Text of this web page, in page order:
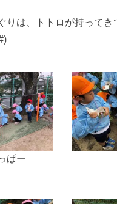
りは、トトロが持ってき
ぱー